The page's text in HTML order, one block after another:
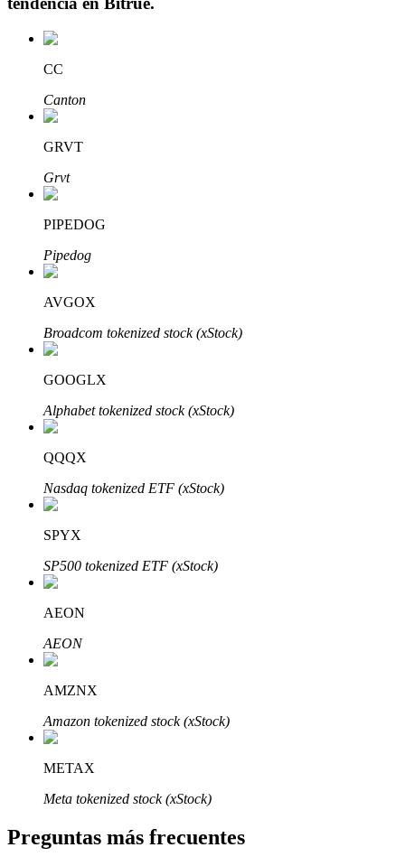
Inversión automática
Obtenga más información sobre cómo obtener ingresos pasivos
Bitrue
AI
Bitrue Partners
Afiliados de Bitrue
¡Hasta un 65% de comisiones!
CC
Canton
GRVT
Grvt
PIPEDOG
Pipedog
AVGOX
Broadcom tokenized stock (xStock)
GOOGLX
Alphabet tokenized stock (xStock)
QQQX
Nasdaq tokenized ETF (xStock)
SPYX
SP500 tokenized ETF (xStock)
AEON
AEON
AMZNX
Amazon tokenized stock (xStock)
METAX
Meta tokenized stock (xStock)
Preguntas más frecuentes